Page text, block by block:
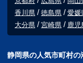
香川県
徳島県 愛媛
大分県
宮崎県 鹿児
静岡県の人気市町村の